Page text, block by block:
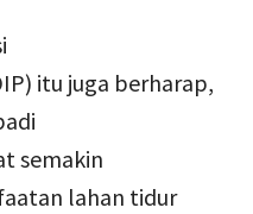
itu juga berharap,
semakin
lahan tidur